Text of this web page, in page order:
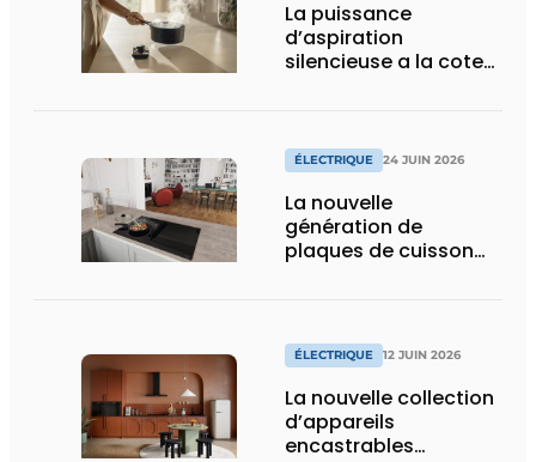
La puissance
d’aspiration
silencieuse a la cote
ÉLECTRIQUE 24 JUIN 2026
La nouvelle
génération de
plaques de cuisson
ÉLECTRIQUE 12 JUIN 2026
La nouvelle collection
d’appareils
encastrables